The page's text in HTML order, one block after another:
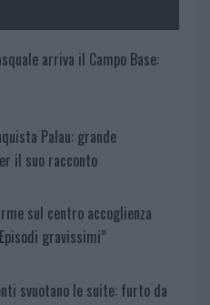
arriva il Campo Base:
Palau: grande
il suo racconto
sul centro accoglienza
gravissimi”
svuotano le suite: furto da